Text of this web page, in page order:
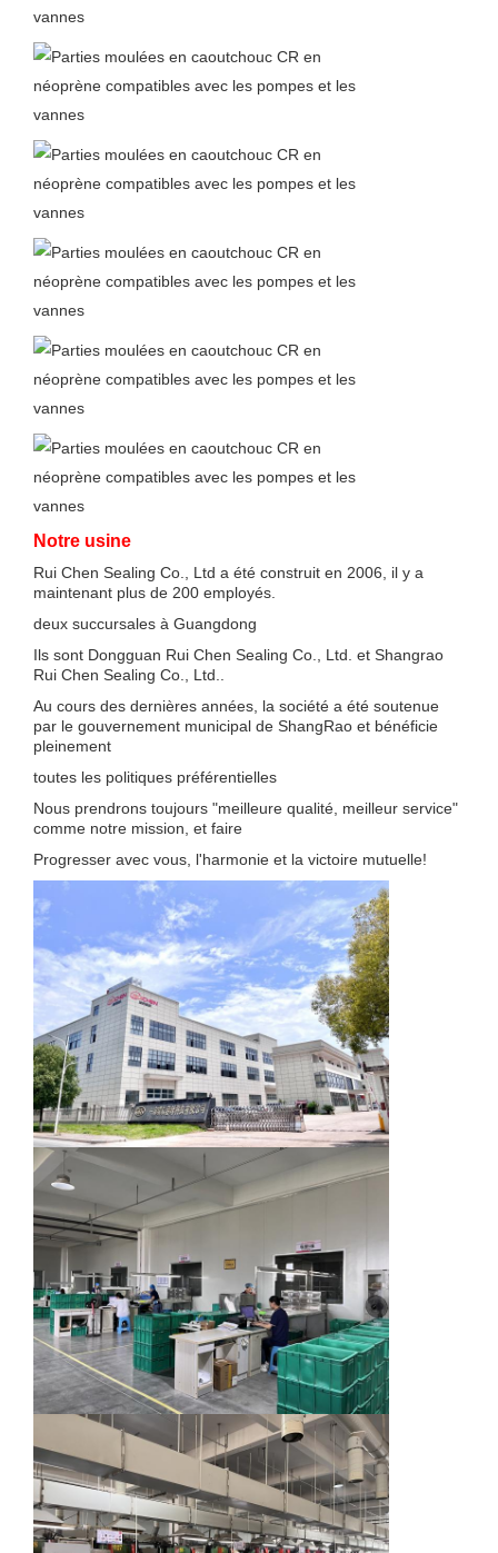
Notre usine
Rui Chen Sealing Co., Ltd a été construit en 2006, il y a
maintenant plus de 200 employés.
deux succursales à Guangdong
Ils sont Dongguan Rui Chen Sealing Co., Ltd. et Shangrao
Rui Chen Sealing Co., Ltd..
Au cours des dernières années, la société a été soutenue
par le gouvernement municipal de ShangRao et bénéficie
pleinement
toutes les politiques préférentielles
Nous prendrons toujours "meilleure qualité, meilleur service"
comme notre mission, et faire
Progresser avec vous, l'harmonie et la victoire mutuelle!